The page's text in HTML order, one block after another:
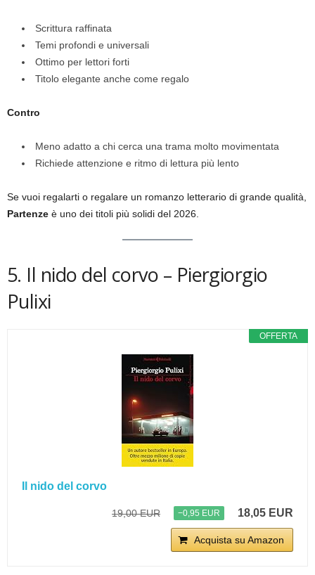
Scrittura raffinata
Temi profondi e universali
Ottimo per lettori forti
Titolo elegante anche come regalo
Contro
Meno adatto a chi cerca una trama molto movimentata
Richiede attenzione e ritmo di lettura più lento
Se vuoi regalarti o regalare un romanzo letterario di grande qualità,
Partenze è uno dei titoli più solidi del 2026.
5. Il nido del corvo – Piergiorgio
Pulixi
OFFERTA
Il nido del corvo
19,00 EUR −0,95 EUR 18,05 EUR
Acquista su Amazon